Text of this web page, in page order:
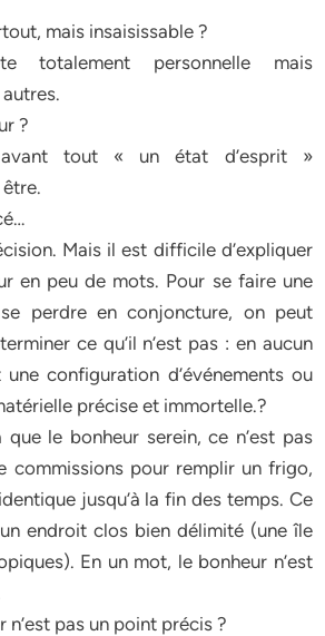
mais insaisissable ?
totalement personnelle mais
?
tout « un état d’esprit »
Mais il est difficile d’expliquer
en peu de mots. Pour se faire une
perdre en conjoncture, on peut
ce qu’il n’est pas : en aucun
configuration d’événements ou
précise et immortelle.?
le bonheur serein, ce n’est pas
commissions pour remplir un frigo,
jusqu’à la fin des temps. Ce
endroit clos bien délimité (une île
En un mot, le bonheur n’est
n’est pas un point précis ?